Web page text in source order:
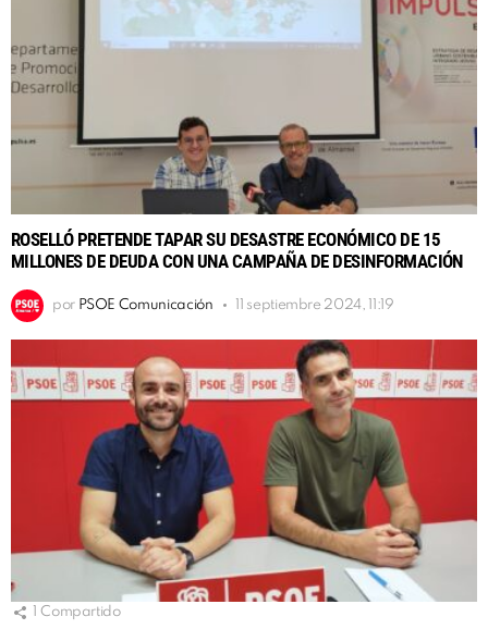
ROSELLÓ PRETENDE TAPAR SU DESASTRE ECONÓMICO DE 15
MILLONES DE DEUDA CON UNA CAMPAÑA DE DESINFORMACIÓN
por PSOE Comunicación 11 septiembre 2024, 11:19
Compartido